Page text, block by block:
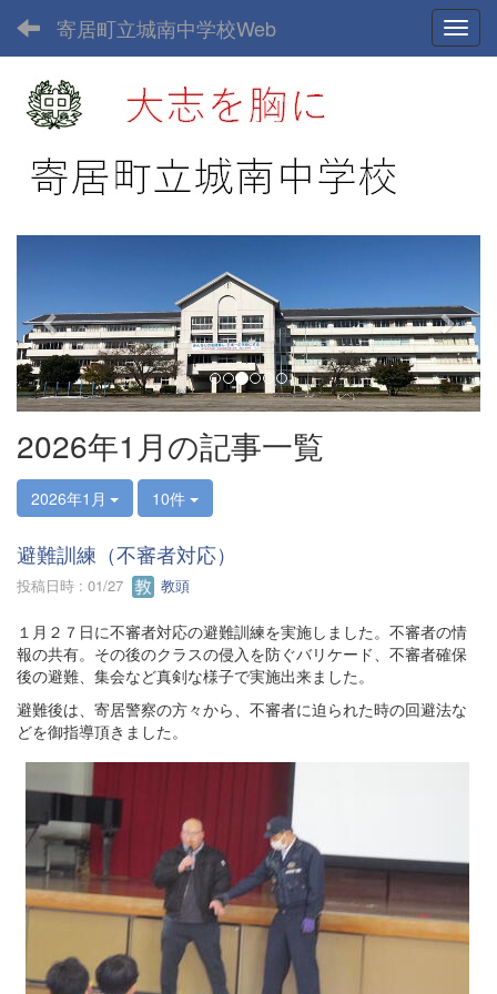
寄居町立城南中学校Web
e
v
i
o
u
s
x
t
2026年1月の記事一覧
2026年1月 10件
避難訓練（不審者対応）
投稿日時 : 01/27 教頭
１月２７日に不審者対応の避難訓練を実施しました。不審者の情
報の共有。その後のクラスの侵入を防ぐバリケード、不審者確保
後の避難、集会など真剣な様子で実施出来ました。
避難後は、寄居警察の方々から、不審者に迫られた時の回避法な
どを御指導頂きました。